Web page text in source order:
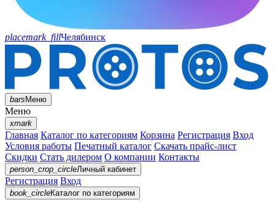
placemark_fillЧелябинск
barsМеню
Меню
xmark
Главная Каталог по категориям Корзина Регистрация Вход
Условия работы Печатный каталог Скачать прайс-лист
Скидки Стать дилером О компании Контакты
person_crop_circleЛичный кабинет
Регистрация Вход
book_circleКаталог по категориям